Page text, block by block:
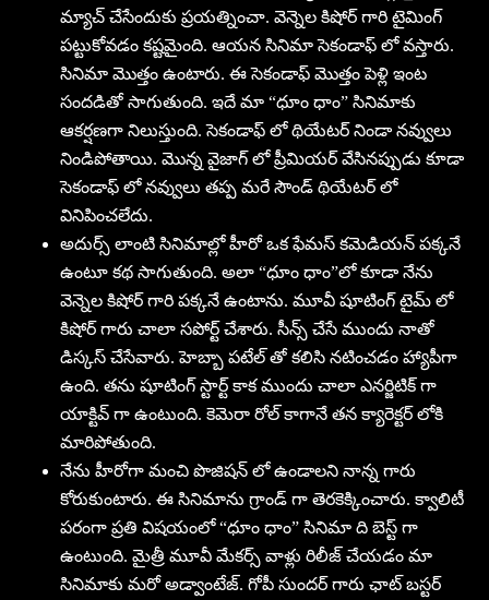
మ్యాచ్ చేసేందుకు ప్రయత్నించా. వెన్నెల కిషోర్ గారి టైమింగ్
పట్టుకోవడం కష్టమైంది. ఆయన సినిమా సెకండాఫ్ లో వస్తారు.
సినిమా మొత్తం ఉంటారు. ఈ సెకండాఫ్ మొత్తం పెళ్లి ఇంట
సందడితో సాగుతుంది. ఇదే మా “ధూం ధాం” సినిమాకు
ఆకర్షణగా నిలుస్తుంది. సెకండాఫ్ లో థియేటర్ నిండా నవ్వులు
నిండిపోతాయి. మొన్న వైజాగ్ లో ప్రీమియర్ వేసినప్పుడు కూడా
సెకండాఫ్ లో నవ్వులు తప్ప మరే సౌండ్ థియేటర్ లో
వినిపించలేదు.
అదుర్స్ లాంటి సినిమాల్లో హీరో ఒక ఫేమస్ కమెడియన్ పక్కనే
ఉంటూ కథ సాగుతుంది. అలా “ధూం ధాం”లో కూడా నేను
వెన్నెల కిషోర్ గారి పక్కనే ఉంటాను. మూవీ షూటింగ్ టైమ్ లో
కిషోర్ గారు చాలా సపోర్ట్ చేశారు. సీన్స్ చేసే ముందు నాతో
డిస్కస్ చేసేవారు. హెబ్బా పటేల్ తో కలిసి నటించడం హ్యాపీగా
ఉంది. తను షూటింగ్ స్టార్ట్ కాక ముందు చాలా ఎనర్జిటిక్ గా
యాక్టివ్ గా ఉంటుంది. కెమెరా రోల్ కాగానే తన క్యారెక్టర్ లోకి
మారిపోతుంది.
నేను హీరోగా మంచి పొజిషన్ లో ఉండాలని నాన్న గారు
కోరుకుంటారు. ఈ సినిమాను గ్రాండ్ గా తెరకెక్కించారు. క్వాలిటీ
పరంగా ప్రతి విషయంలో “ధూం ధాం” సినిమా ది బెస్ట్ గా
ఉంటుంది. మైత్రీ మూవీ మేకర్స్ వాళ్లు రిలీజ్ చేయడం మా
సినిమాకు మరో అడ్వాంటేజ్. గోపీ సుందర్ గారు ఛాట్ బస్టర్